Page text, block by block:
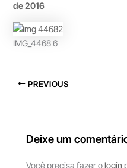
de 2016
IMG_4468 6
PREVIOUS
Deixe um
Você precisa fazer ologin